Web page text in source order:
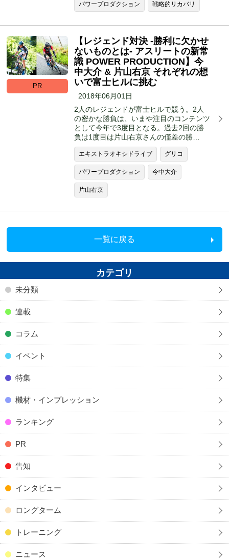
パワープロダクション 戦略的リカバリ
PR
【レジェンド対決 -勝利に欠かせ
ないものとは- アスリートの新常
識 POWER PRODUCTION】今
中大介 & 片山右京 それぞれの想
いで富士ヒルに挑む
2018年06月01日
2人のレジェンドが富士ヒルで競う。2人
の密かな勝負は、いまや注目のコンテンツ
として今年で3度目となる。過去2回の勝
負は1度目は片山右京さんの僅差の勝…
エキストラオキシドライブ グリコ
パワープロダクション 今中大介
片山右京
一覧に戻る
カテゴリ
未分類
連載
コラム
イベント
特集
機材・インプレッション
ランキング
PR
告知
インタビュー
ロングターム
トレーニング
ニュース